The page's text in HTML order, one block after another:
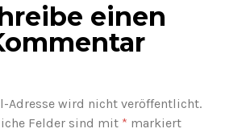
einen
Adresse wird nicht veröffentlicht.
Felder sind mit * markiert